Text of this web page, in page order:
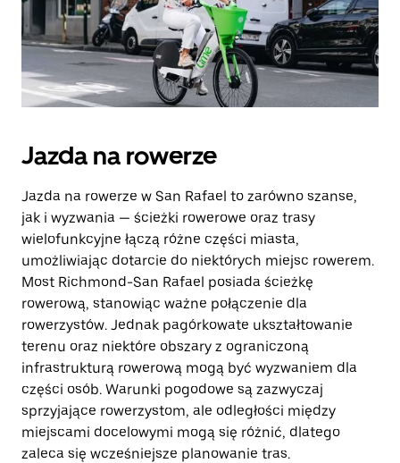
Jazda na rowerze
Jazda na rowerze w San Rafael to zarówno szanse,
jak i wyzwania — ścieżki rowerowe oraz trasy
wielofunkcyjne łączą różne części miasta,
umożliwiając dotarcie do niektórych miejsc rowerem.
Most Richmond-San Rafael posiada ścieżkę
rowerową, stanowiąc ważne połączenie dla
rowerzystów. Jednak pagórkowate ukształtowanie
terenu oraz niektóre obszary z ograniczoną
infrastrukturą rowerową mogą być wyzwaniem dla
części osób. Warunki pogodowe są zazwyczaj
sprzyjające rowerzystom, ale odległości między
miejscami docelowymi mogą się różnić, dlatego
zaleca się wcześniejsze planowanie tras.